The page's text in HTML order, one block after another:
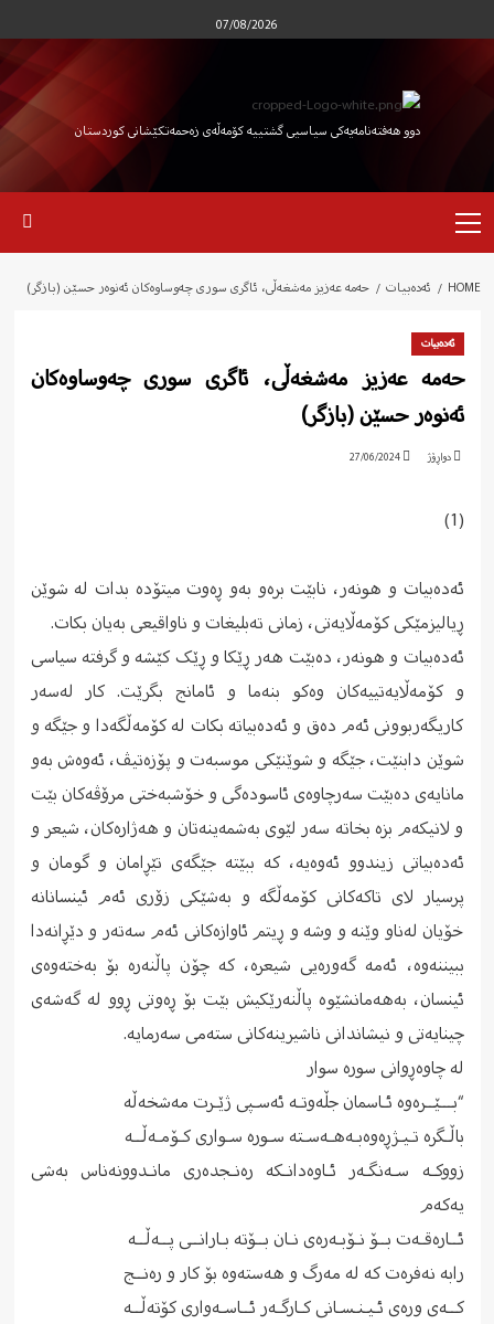
to
content
07/08/2026
دوو هەفتەنامەیەکی سیاسیی گشتییە کۆمەڵەی زەحمەتکێشانی کوردستان
Menu
HOME ئەدەبیات حەمە عەزیز مەشغەڵى، ئاگرى سورى چەوساوەکان ئەنوەر حسێن (بازگر)
ئەدەبیات
حەمە عەزیز مەشغەڵى، ئاگرى سورى چەوساوەکان
ئەنوەر حسێن (بازگر)
دواڕۆژ 27/06/2024
(1)
ئەدەبیات و هونەر، نابێت برەو بەو ڕەوت میتۆدە بدات لە شوێن
ڕیالیزمێکى کۆمەڵایەتى، زمانى تەبلیغات و ناواقیعى بەیان بکات.
ئەدەبیات و هونەر، دەبێت هەر ڕێکا و ڕێک کێشە و گرفتە سیاسی
و کۆمەڵایەتییەکان وەکو بنەما و ئامانج بگرێت. کار لەسەر
کاریگەربوونى ئەم دەق و ئەدەبیاتە بکات لە کۆمەڵگەدا و جێگە و
شوێن دابنێت، جێگە و شوێنێکى موسبەت و پۆزەتیڤ، ئەوەش بەو
مانایەى دەبێت سەرچاوەى ئاسودەگى و خۆشبەختى مرۆڤەکان بێت
و لانیکەم بزە بخاتە سەر لێوى بەشمەینەتان و هەژارەکان، شیعر و
ئەدەبیاتى زیندوو ئەوەیە، کە ببێتە جێگەى تێڕامان و گومان و
پرسیار لاى تاکەکانى کۆمەڵگە و بەشێکى زۆرى ئەم ئینسانانە
خۆیان لەناو وێنە و وشە و ڕیتم ئاوازەکانى ئەم سەتەر و دێڕانەدا
ببیننەوە، ئەمە گەورەیی شیعرە، کە چۆن پاڵنەرە بۆ بەختەوەى
ئینسان، بەهەمانشێوە پاڵنەرێکیش بێت بۆ ڕەوتى ڕوو لە گەشەى
چینایەتى و نیشاندانى ناشیرینەکانى ستەمى سەرمایە.
لە چاوەڕوانى سورە سوار
“بـــێــره‌وه‌ ئـاسمان جڵه‌وتـه‌ ئه‌سـپی ژێـرت مه‌شخه‌ڵه‌
باڵـگره‌ تـیـژڕه‌وه‌بـه‌هـه‌سـته‌ سـوره‌ سـواری كـۆمـه‌ڵــه‌
زووكـه‌ سـه‌نگـه‌ر ئـاوه‌دانـكه‌ رەنـجده‌ری مانـدوونه‌ناس بەشی
یەکەم
ئــاره‌قـه‌ت بــۆ نـۆبـه‌ره‌ی نـان بــۆته‌ بـارانــی پــه‌ڵــه‌
رابه‌ نه‌فره‌ت كه‌ له‌ مه‌رگ ‌و هه‌سته‌وه‌ بۆ كار و ره‌نــج
كــه‌ی وره‌ی ئـیـنـسـانی كـارگـه‌ر ئــاسـه‌واری كۆته‌ڵــه‌